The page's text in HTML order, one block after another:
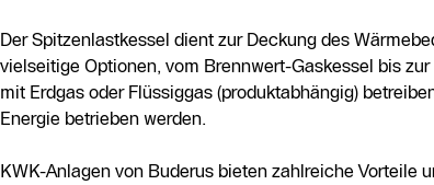
Der Spitzenlastkessel dient zur Deckung des
vielseitige Optionen, vom Brennwert-Gaskessel bis
mit Erdgas oder Flüssiggas (produktabhängig)
Energie betrieben werden.
KWK-Anlagen von Buderus bieten zahlreiche Vorteile